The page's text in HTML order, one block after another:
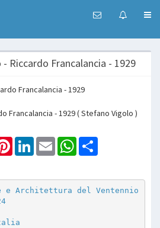
Riccardo Francalancia - 1929
Francalancia - 1929 ( Stefano Vigolo )
PinterestLinkedInEmail WhatsApp
e Architettura del Ventennio